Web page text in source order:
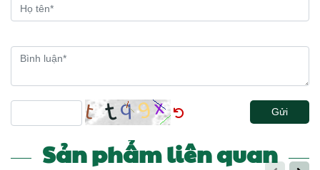
Gửi
Sản phẩm liên quan